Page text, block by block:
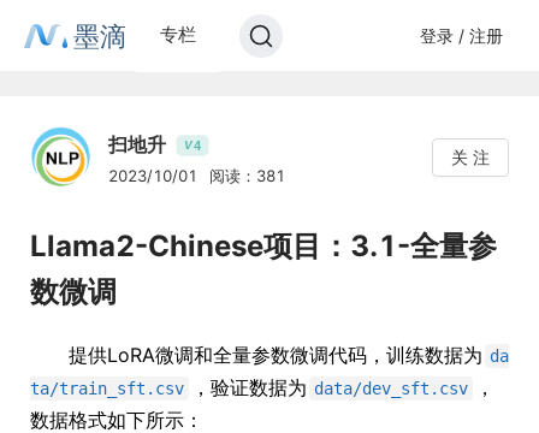
墨滴 专栏 登录 / 注册
扫地升 V4
2023/10/01 阅读：381
关 注
Llama2-Chinese项目：3.1-全量参
数微调
提供LoRA微调和全量参数微调代码，训练数据为 da
ta/train_sft.csv
，验证数据为 data/dev_sft.csv
，
数据格式如下所示：